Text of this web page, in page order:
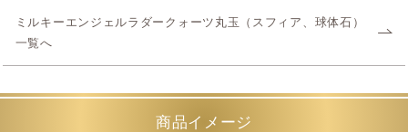
ミルキーエンジェルラダークォーツ丸玉（スフィア、球体石）
一覧へ
商品イメージ